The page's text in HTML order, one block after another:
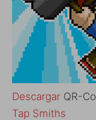
Descargar QR-
‎Tap Smiths